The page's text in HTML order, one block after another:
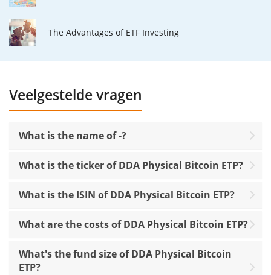
The Advantages of ETF Investing
Veelgestelde vragen
What is the name of -?
What is the ticker of DDA Physical Bitcoin ETP?
What is the ISIN of DDA Physical Bitcoin ETP?
What are the costs of DDA Physical Bitcoin ETP?
What's the fund size of DDA Physical Bitcoin
ETP?